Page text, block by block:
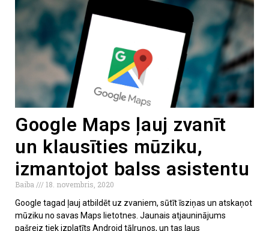
Google Maps ļauj zvanīt
un klausīties mūziku,
izmantojot balss asistentu
Baiba
18. novembris, 2020
Google tagad ļauj atbildēt uz zvaniem, sūtīt īsziņas un atskaņot
mūziku no savas Maps lietotnes. Jaunais atjauninājums
pašreiz tiek izplatīts Android tālruņos, un tas ļaus